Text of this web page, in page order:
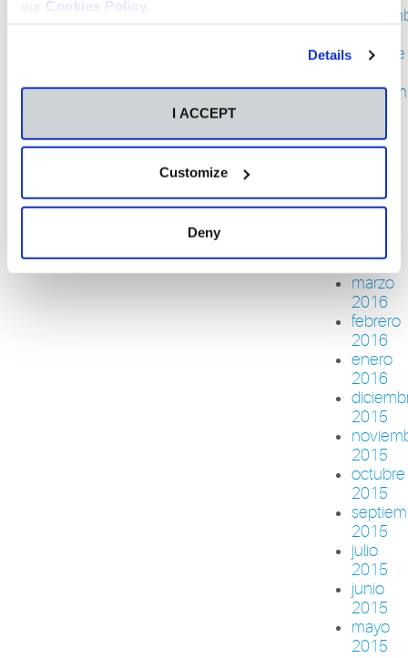
our Cookies Policy
Details
I ACCEPT
Customize
Deny
octubre
2016
mayo
2016
marzo
2016
febrero
2016
enero
2016
2015
2015
octubre
2015
2015
julio
2015
junio
2015
mayo
2015